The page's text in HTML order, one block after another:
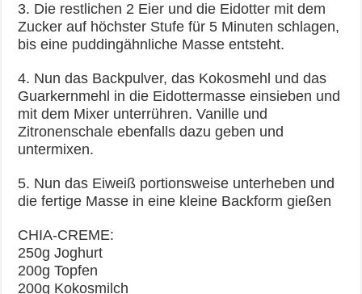
3. Die restlichen 2 Eier und die Eidotter mit dem
Zucker auf höchster Stufe für 5 Minuten schlagen,
bis eine puddingähnliche Masse entsteht.
4. Nun das Backpulver, das Kokosmehl und das
Guarkernmehl in die Eidottermasse einsieben und
mit dem Mixer unterrühren. Vanille und
Zitronenschale ebenfalls dazu geben und
untermixen.
5. Nun das Eiweiß portionsweise unterheben und
die fertige Masse in eine kleine Backform gießen
CHIA-CREME:
250g Joghurt
200g Topfen
200g Kokosmilch